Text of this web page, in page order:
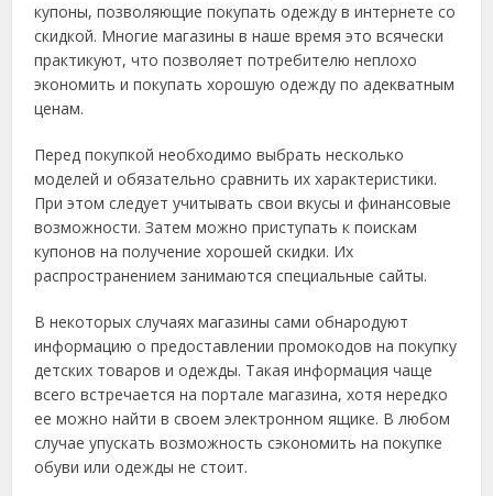
купоны, позволяющие покупать одежду в интернете со
скидкой. Многие магазины в наше время это всячески
практикуют, что позволяет потребителю неплохо
экономить и покупать хорошую одежду по адекватным
ценам.
Перед покупкой необходимо выбрать несколько
моделей и обязательно сравнить их характеристики.
При этом следует учитывать свои вкусы и финансовые
возможности. Затем можно приступать к поискам
купонов на получение хорошей скидки. Их
распространением занимаются специальные сайты.
В некоторых случаях магазины сами обнародуют
информацию о предоставлении промокодов на покупку
детских товаров и одежды. Такая информация чаще
всего встречается на портале магазина, хотя нередко
ее можно найти в своем электронном ящике. В любом
случае упускать возможность сэкономить на покупке
обуви или одежды не стоит.